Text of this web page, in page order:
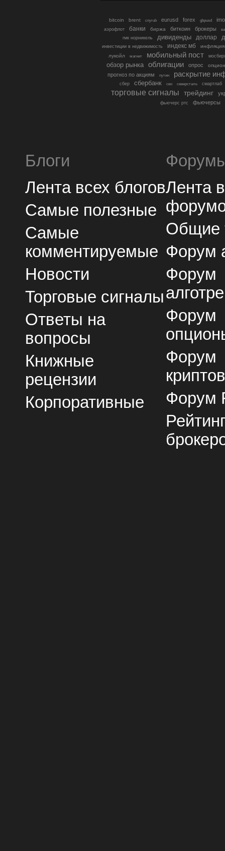
bitcoin brent cnyrub eurusd forex gbpusd
аэрофлот банки биржа биткоин брокеры
гмк норникель
дивиденды доллар
инвестиции в недвижимость индекс мб
инфляция
лукойл
магнит мобильный пост
обзор рынка облигации опрос
прогноз по акциям путин раскрытие
сбер сбербанк сво северсталь смартлаб
торговые сигналы трейдинг
фьючерс ртс фьючерсы
Блоги
Лента всех блогов
Самые полезные
Самые
комментируемые
Новости
Торговые сигналы
Ответы на
вопросы
Книжные
рецензии
Корпоративные
Лента
Общие
Форум
Форум
Форум
Форум
Форум